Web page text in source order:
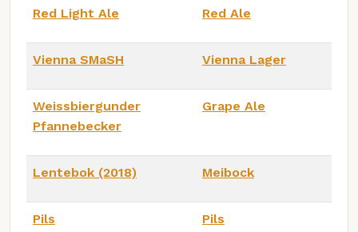
Red Light Ale Red Ale
Vienna SMaSH Vienna Lager
Weissbiergunder
Pfannebecker
Grape Ale
Lentebok (2018) Meibock
Pils Pils